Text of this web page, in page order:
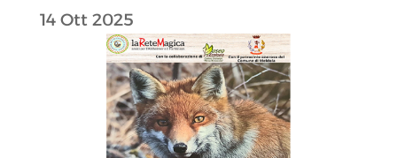
14 Ott 2025